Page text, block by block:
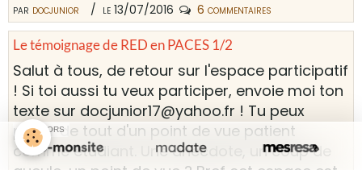
par docjunior le 13/07/2016 6 commentaires
Le témoignage de RED en PACES 1/2
Salut à tous, de retour sur l'espace participatif
! Si toi aussi tu veux participer, envoie moi ton
texte sur docjunior17@yahoo.fr ! Tu peux
parler de tout d'un point de vue patient
comme étudiant. Une anecdote, un coup de
SPONSORS